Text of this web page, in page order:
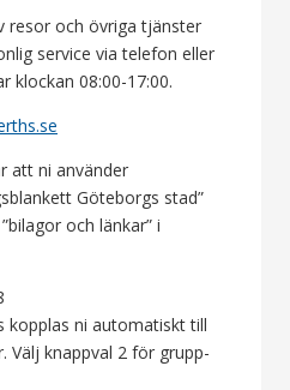
resor och övriga tjänster
service via telefon eller
klockan 08:00-17:00.
att ni använder
Göteborgs stad”
och länkar” i
kopplas ni automatiskt till
Välj knappval 2 för grupp-